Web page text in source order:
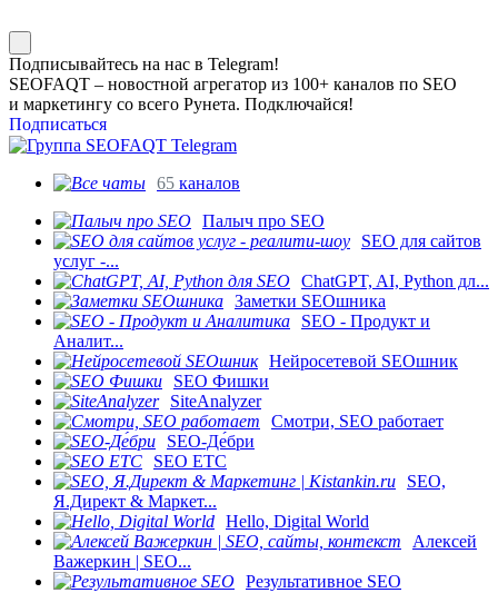
Подписывайтесь на нас в Telegram!
SEOFAQT – новостной агрегатор из 100+ каналов по SEO
и маркетингу со всего Рунета. Подключайся!
Подписаться
65 каналов
Палыч про SEO
SEO для сайтов
услуг -...
ChatGPT, AI, Python дл...
Заметки SEOшника
SEO - Продукт и
Аналит...
Нейросетевой SEOшник
SEO Фишки
SiteAnalyzer
Смотри, SEO работает
SEO-Де́бри
SEO ETC
SEO,
Я.Директ & Маркет...
Hello, Digital World
Алексей
Важеркин | SEO...
Результативное SEO